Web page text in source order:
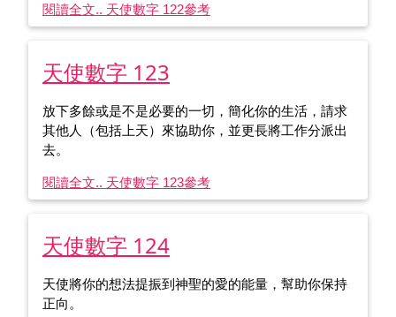
閱讀全文.. 天使數字 122參考
天使數字 123
放下多餘或是不是必要的一切，簡化你的生活，請求
其他人（包括上天）來協助你，並更長將工作分派出
去。
閱讀全文.. 天使數字 123參考
天使數字 124
天使將你的想法提振到神聖的愛的能量，幫助你保持
正向。